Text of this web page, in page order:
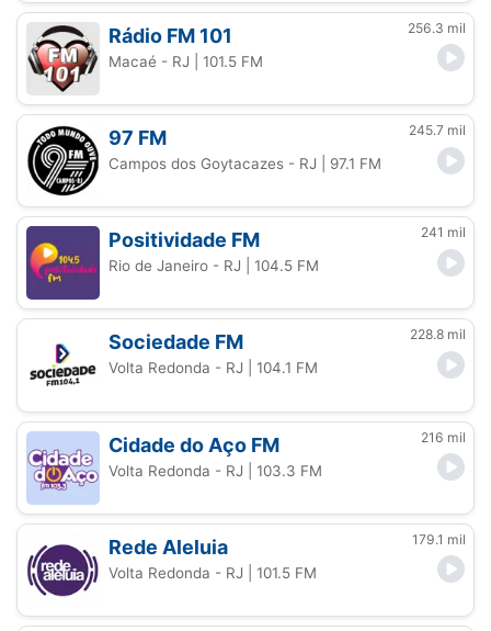
Rádio FM 101 256.3 mil
Macaé - RJ | 101.5 FM
97 FM 245.7 mil
Campos dos Goytacazes - RJ | 97.1 FM
Positividade FM 241 mil
Rio de Janeiro - RJ | 104.5 FM
Sociedade FM 228.8 mil
Volta Redonda - RJ | 104.1 FM
Cidade do Aço FM 216 mil
Volta Redonda - RJ | 103.3 FM
Rede Aleluia 179.1 mil
Volta Redonda - RJ | 101.5 FM